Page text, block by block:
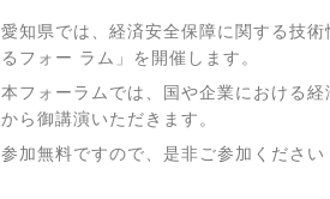
愛知県では、経済安全保障に関する技
るフォー ラム」を開催します。
本フォーラムでは、国や企業における
から御講演いただきます。
参加無料ですので、是非ご参加ください